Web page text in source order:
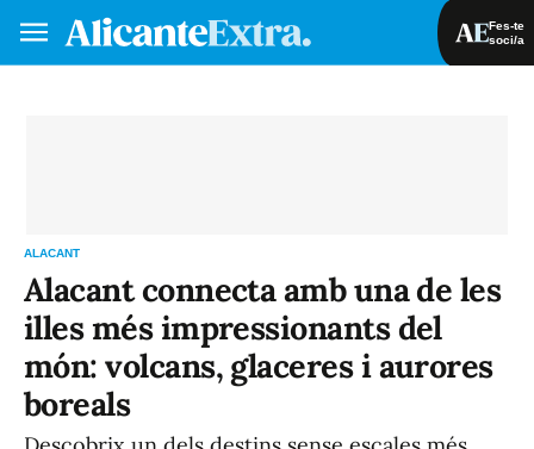
Fes-te
soci/a
ALACANT
Alacant connecta amb una de les
illes més impressionants del
món: volcans, glaceres i aurores
boreals